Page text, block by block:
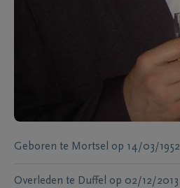
Geboren te Mortsel op 14/03/1952
Overleden te Duffel op 02/12/2013